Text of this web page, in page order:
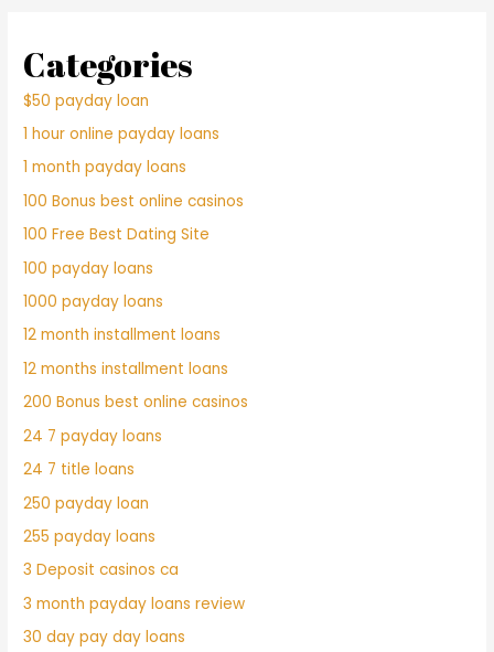
Categories
$50 payday loan
1 hour online payday loans
1 month payday loans
100 Bonus best online casinos
100 Free Best Dating Site
100 payday loans
1000 payday loans
12 month installment loans
12 months installment loans
200 Bonus best online casinos
24 7 payday loans
24 7 title loans
250 payday loan
255 payday loans
3 Deposit casinos ca
3 month payday loans review
30 day pay day loans